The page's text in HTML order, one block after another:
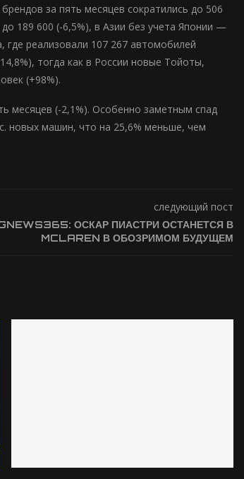
за пять месяцев сократились до 506
189 600 (-6,5%), в Азии без учета Японии —
реализовали 107 267 автомобилей
тогда как в России новые Тойоты,
(+98%).
месяцев (-2,1%). Особенно заметным спад
новых машин, что на 25,6% меньше, чем
следующий пост
ОСКАР ПИАСТРИ ОСТАНЕТСЯ В
MCLAREN В ОБОЗРИМОМ БУДУЩЕМ